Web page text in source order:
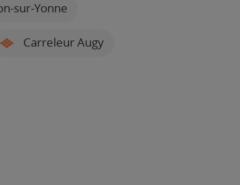
sur-Yonne
Carreleur Augy